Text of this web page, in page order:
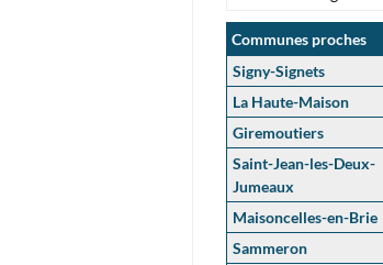
Communes proches
Signy-Signets
La Haute-Maison
Giremoutiers
Saint-Jean-les-Deux-
Jumeaux
Maisoncelles-en-Brie
Sammeron